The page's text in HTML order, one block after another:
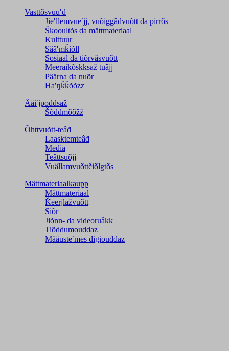
Vasttõsvuuʹd
Jieʹllemvueʹjj, vuõiggâdvuõtt da pirrõs
Škooultõs da mättmateriaal
Kulttuur
Sääʹmǩiõll
Sosiaal da tiõrvâsvuõtt
Meeraikõskksaž tuâjj
Päärna da nuõr
Haʹŋǩǩõõzz
Ääiʹjpoddsaž
Šõddmõõžž
Õhttvuõtt-teâđ
Laasktemteâđ
Media
Teâttsuõjj
Vuällamvuõttčiõlǥtõs
Mättmateriaalkaupp
Mättmateriaal
Ǩeerjlažvuõtt
Siõr
Jiõnn- da videoruâkk
Tiõddumouddaz
Määusteʹmes digiouddaz